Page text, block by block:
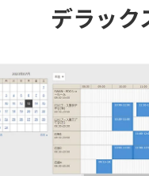
デラック